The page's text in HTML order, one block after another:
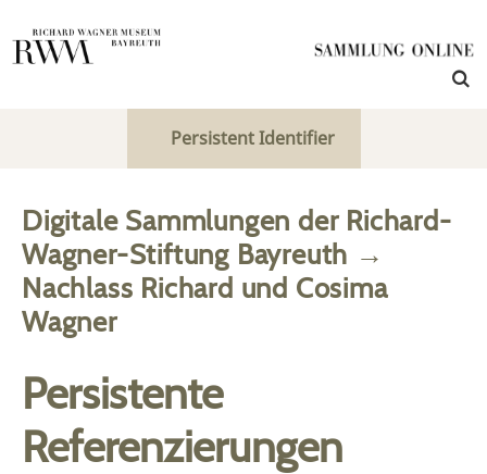
Persistent Identifier
Digitale Sammlungen der Richard-
Wagner-Stiftung Bayreuth →
Nachlass Richard und Cosima
Wagner
Persistente
Referenzierungen